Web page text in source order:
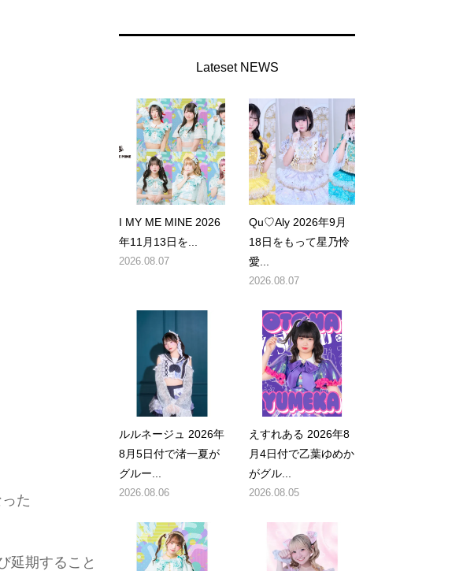
た
延期すること
Lateset NEWS
I MY ME MINE 2026
年11月13日を...
2026.08.07
Qu♡Aly 2026年9月
18日をもって星乃怜
愛...
2026.08.07
ルルネージュ 2026年
8月5日付で渚一夏が
グルー...
2026.08.06
えすれある 2026年8
月4日付で乙葉ゆめか
がグル...
2026.08.05